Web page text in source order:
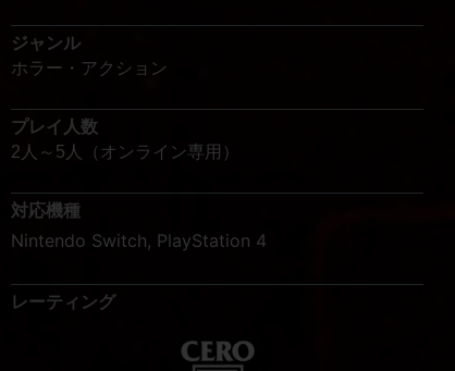
ジャンル
ホラー・アクション
プレイ人数
2人～5人（オンライン専用）
対応機種
Nintendo Switch, PlayStation 4
レーティング